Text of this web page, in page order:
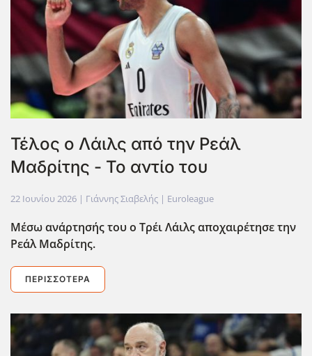
Τέλος ο Λάιλς από την Ρεάλ
Μαδρίτης - Το αντίο του
22 Ιουνίου 2026 | Γιάννης Σιαβελής | Euroleague
Μέσω ανάρτησής του ο Τρέι Λάιλς αποχαιρέτησε την
Ρεάλ Μαδρίτης.
ΠΕΡΙΣΣΌΤΕΡΑ